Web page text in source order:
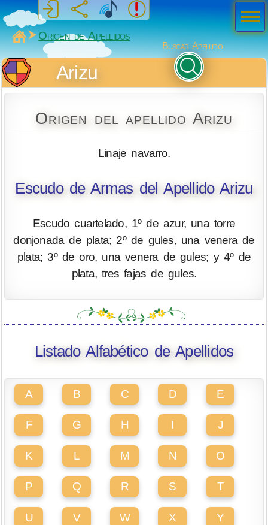
MiSabueso
Origen de Apellidos
Buscar Apellido
Arizu
Origen del apellido Arizu
Linaje navarro.
Escudo de Armas del Apellido Arizu
Escudo cuartelado, 1º de azur, una torre
donjonada de plata; 2º de gules, una venera de
plata; 3º de oro, una venera de gules; y 4º de
plata, tres fajas de gules.
Listado Alfabético de Apellidos
A B C D E
F G H I J
K L M N O
P Q R S T
U V W X Y
Men
ú